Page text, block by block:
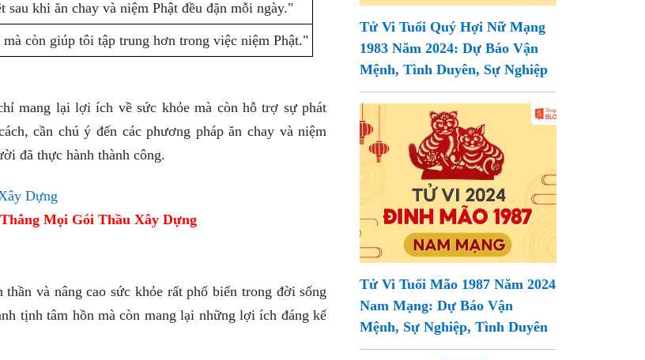
khi ăn chay và niệm Phật đều đặn mỗi ngày."
còn giúp tôi tập trung hơn trong việc niệm Phật."
mang lại lợi ích về sức khỏe mà còn hỗ trợ sự phát
cần chú ý đến các phương pháp ăn chay và niệm
đã thực hành thành công.
Mọi Gói Thầu Xây Dựng
và nâng cao sức khỏe rất phổ biến trong đời sống
tịnh tâm hồn mà còn mang lại những lợi ích đáng kể
Tử Vi Tuổi Quý Hợi Nữ Mạng
1983 Năm 2024: Dự Báo Vận
Mệnh, Tình Duyên, Sự Nghiệp
Tử Vi Tuổi Mão 1987 Năm 2024
Nam Mạng: Dự Báo Vận
Mệnh, Sự Nghiệp, Tình Duyên